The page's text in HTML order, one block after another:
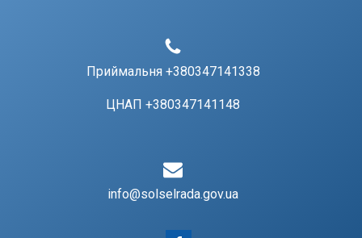
Приймальня +380347141338
ЦНАП +380347141148
info@solselrada.gov.ua